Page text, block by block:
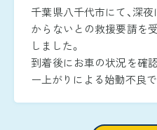
千葉県八千代市にて、深
からないとの救援要請を
しました。
到着後にお車の状況を確
ー上がりによる始動不良